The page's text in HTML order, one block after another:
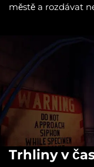
městě a rozdávat
Trhliny v